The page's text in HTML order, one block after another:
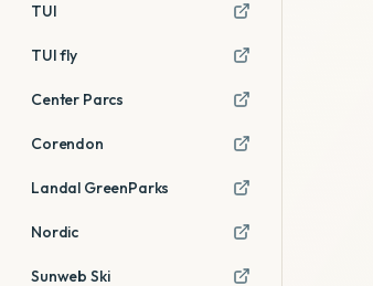
TUI
TUI fly
Center Parcs
Corendon
Landal GreenParks
Nordic
Sunweb Ski